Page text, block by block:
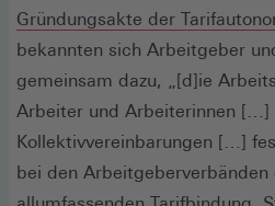
Gründungsakte der
bekannten sich Arbeitgeber
gemeinsam dazu, „[d]ie
Arbeiter und Arbeiterinnen […]
Kollektivvereinbarungen […]
bei den Arbeitgeberverbänden